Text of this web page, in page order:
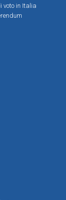
voto in Italia